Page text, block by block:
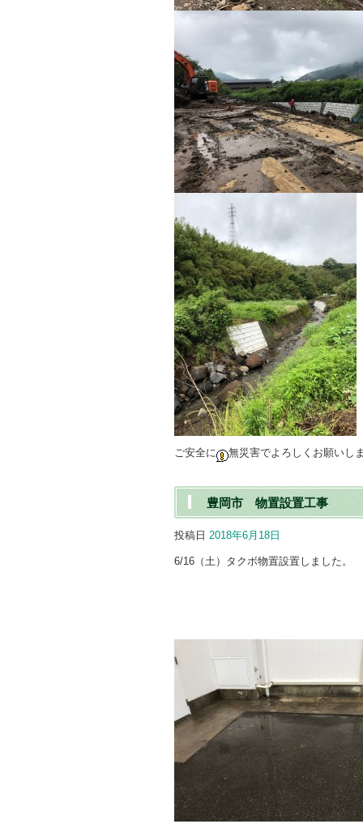
ご安全に 無災害でよろしくお願いし
豊岡市 物置設置工事
投稿日 2018年6月18日
6/16（土）タクボ物置設置しました。